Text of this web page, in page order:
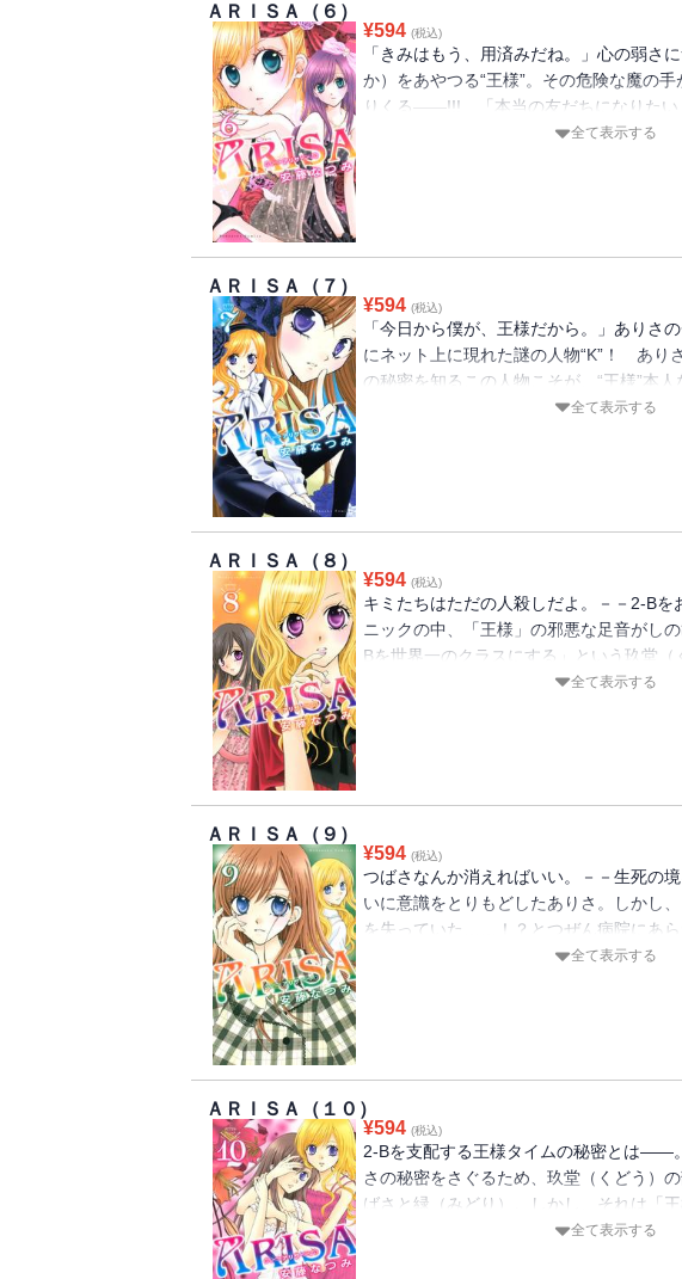
ＡＲＩＳＡ（６）
¥594 (税込)
「きみはもう、用済みだね。」心の弱さ
か）をあやつる“王様”。その危険な魔の
りくる――!!! 「本当の友だちになりたい
思いが、静華の心を激しく打つ。しかし
全て表示する
ＡＲＩＳＡ（７）
¥594 (税込)
「今日から僕が、王様だから。」ありさ
にネット上に現れた謎の人物“K”！ あり
の秘密を知るこの人物こそが、“王様”本
んとか“K”に接触しようとするが――!! 謎
全て表示する
ＡＲＩＳＡ（８）
¥594 (税込)
キミたちはただの人殺しだよ。－－2-Bを
ニックの中、「王様」の邪悪な足音がし
Bを世界一のクラスにする」という玖堂（
ために、玖堂はみずからおこした犯罪を
全て表示する
ＡＲＩＳＡ（９）
¥594 (税込)
つばさなんか消えればいい。－－生死の
いに意識をとりもどしたありさ。しかし
を失っていた……！？とつぜん病院にあ
ら、なにかを手渡されたありさは、こつ
全て表示する
ＡＲＩＳＡ（１０）
¥594 (税込)
2-Bを支配する王様タイムの秘密とは――
さの秘密をさぐるため、玖堂（くどう）
ばさと緑（みどり）。しかし、それは「
――！ 爆弾とともに監禁されたつばさに
全て表示する